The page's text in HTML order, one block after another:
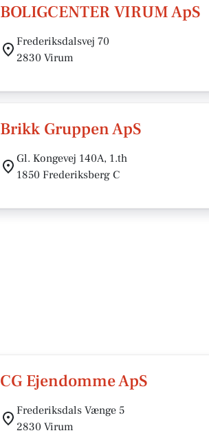
BOLIGCENTER VIRUM ApS
Frederiksdalsvej 70
2830 Virum
Brikk Gruppen ApS
Gl. Kongevej 140A, 1.th
1850 Frederiksberg C
CG Ejendomme ApS
Frederiksdals Vænge 5
2830 Virum